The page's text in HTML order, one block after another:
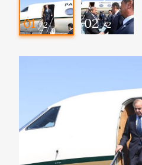
01 /2 02 /2